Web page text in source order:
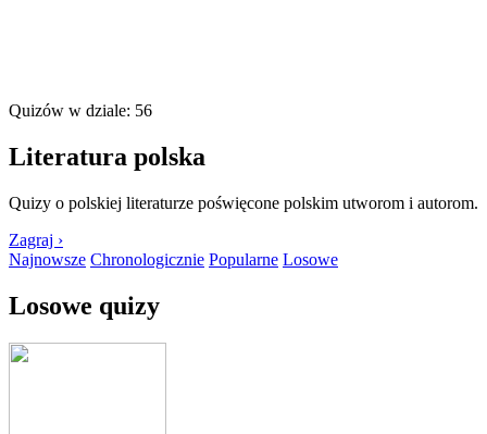
Quizów w dziale: 56
Literatura polska
Quizy o polskiej literaturze poświęcone polskim utworom i autorom.
Zagraj ›
Najnowsze Chronologicznie Popularne Losowe
Losowe quizy